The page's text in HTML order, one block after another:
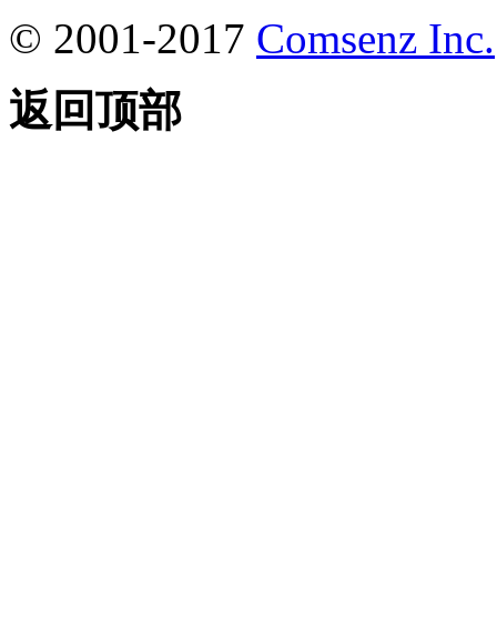
© 2001-2017 Comsenz Inc.
返回顶部